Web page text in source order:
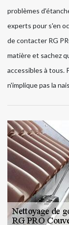
problèmes
experts pour s'en
de contacter RG
matière et sachez
accessibles à tous.
n'implique pas la